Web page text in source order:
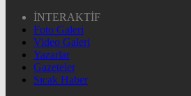
İNTERAKTİF
Foto Galeri
Video Galeri
Yazarlar
Gazeteler
Sıcak Haber